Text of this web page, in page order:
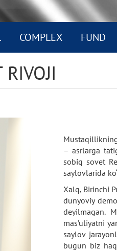
COMPLEX FUND
– asrlarga
sobiq sovet
saylovlarida
Xalq, Birinchi
dunyoviy
deyilmagan.
mas’uliyatni
saylov
bugun biz